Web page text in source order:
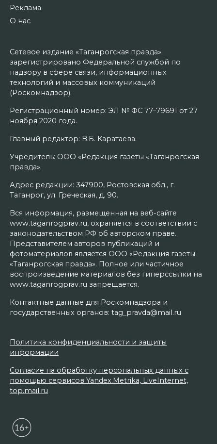
Реклама
О нас
Сетевое издание «Таганрогская правда»
зарегистрировано Федеральной службой по
надзору в сфере связи, информационных
технологий и массовых коммуникаций
(Роскомнадзор).
Регистрационный номер: ЭЛ № ФС 77–79691 от 27
ноября 2020 года.
Главный редактор: В.Б. Каратаева.
Учредитель: ООО «Редакция газеты «Таганрогская
правда».
Адрес редакции: 347900, Ростовская обл., г.
Таганрог, ул. Греческая, д. 90.
Вся информация, размещенная на веб-сайте
www.taganrogprav.ru, охраняется в соответствии с
законодательством РФ об авторском праве.
Представителем авторов публикаций и
фотоматериалов является ООО «Редакция газеты
«Таганрогская правда». Полное или частичное
воспроизведение материалов без гиперссылки на
www.taganrogprav.ru запрещается.
Контактные данные для Роскомнадзора и
государственных органов: tag_pravda@mail.ru
Политика конфиденциальности и защиты
информации
Согласие на обработку персональных данных с
помощью сервисов Yandex.Metrika, LiveInternet,
top.mail.ru